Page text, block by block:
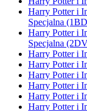
Harry Potter i
Specjalna
Harry Potter i
Specjalna
Harry Potter i
Harry Potter i
Harry Potter i
Harry Potter i
Harry Potter i
Harry Potter i